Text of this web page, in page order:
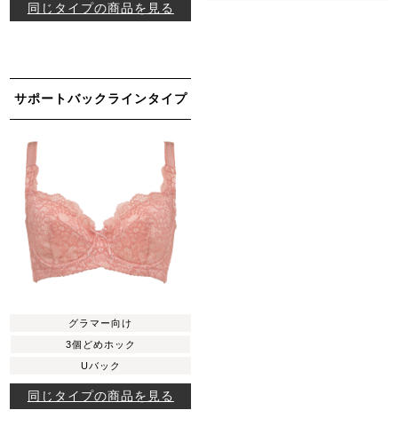
同じタイプの商品を見る
サポートバックラインタイプ
グラマー向け
3個どめホック
Uバック
同じタイプの商品を見る